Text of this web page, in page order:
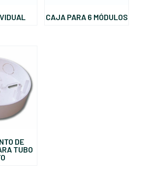
CAJA PARA 6 MÓDULOS
DE
TUBO